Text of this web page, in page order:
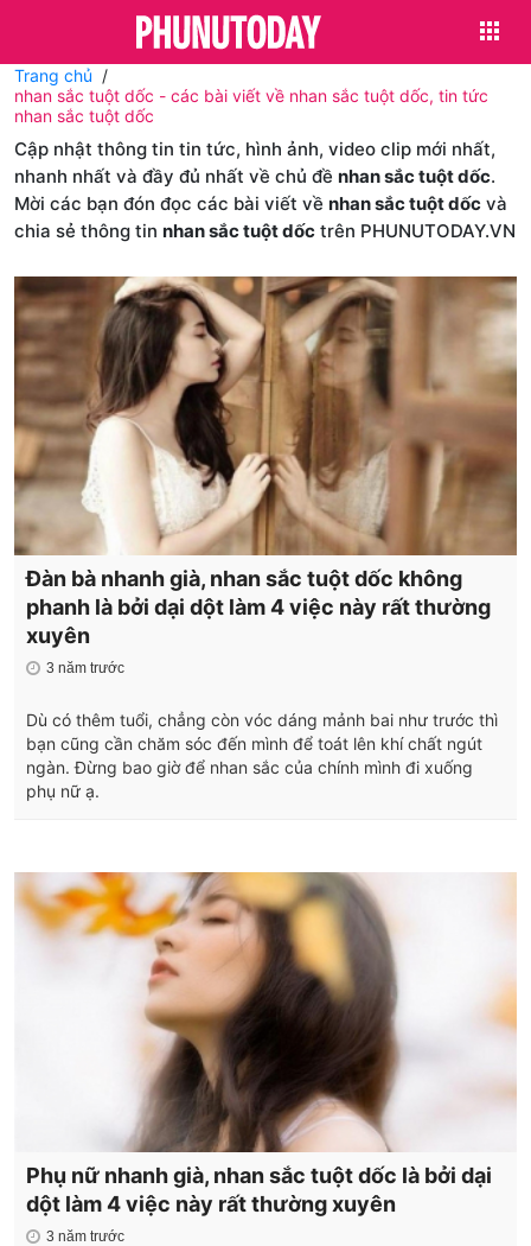
Trang chủ
nhan sắc tuột dốc - các bài viết về nhan sắc tuột dốc, tin tức
nhan sắc tuột dốc
Cập nhật thông tin tin tức, hình ảnh, video clip mới nhất,
nhanh nhất và đầy đủ nhất về chủ đề nhan sắc tuột dốc.
Mời các bạn đón đọc các bài viết về nhan sắc tuột dốc và
chia sẻ thông tin nhan sắc tuột dốc trên PHUNUTODAY.VN
Đàn bà nhanh già, nhan sắc tuột dốc không
phanh là bởi dại dột làm 4 việc này rất thường
xuyên
3 năm trước
Dù có thêm tuổi, chẳng còn vóc dáng mảnh bai như trước thì
bạn cũng cần chăm sóc đến mình để toát lên khí chất ngút
ngàn. Đừng bao giờ để nhan sắc của chính mình đi xuống
phụ nữ ạ.
Phụ nữ nhanh già, nhan sắc tuột dốc là bởi dại
dột làm 4 việc này rất thường xuyên
3 năm trước